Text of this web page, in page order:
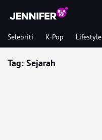
Selebriti K-Pop Lifestyle
Tag: Sejarah